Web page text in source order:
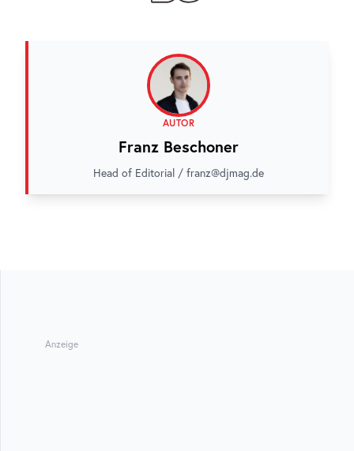
AUTOR
Franz Beschoner
Head of Editorial / franz@djmag.de
Anzeige